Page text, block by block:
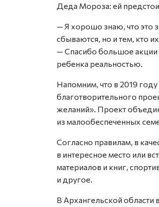
Деда Мороза: ей
— Я хорошо знаю, что это
сбываются, но и тем, кто
— Спасибо большое акции
ребенка реальностью.
Напомним, что в 2019
благотворительного
желаний». Проект
из малообеспеченных
Согласно правилам, в
в интересное место или
материалов и книг,
и другое.
В Архангельской